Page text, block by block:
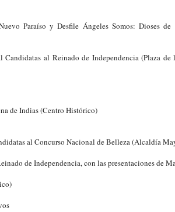
Paraíso y Desfile Ángeles Somos: Dioses
Candidatas al Reinado de Independencia (Plaza
de Indias (Centro Histórico)
al Concurso Nacional de Belleza (Alcaldía
de Independencia, con las presentaciones de